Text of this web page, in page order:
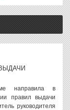
направила в
правил выдачи
руководителя